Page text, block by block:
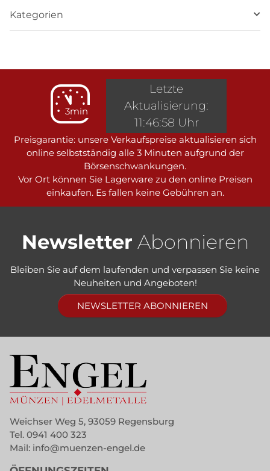
Kategorien
3min
Preisgarantie: unsere Verkaufspreise aktualisieren sich
online selbstständig alle 3 Minuten aufgrund der
Börsenschwankungen.
Vor Ort können Sie Lagerware zu den online Preisen
einkaufen. Es fallen keine Gebühren an.
Letzte
Aktualisierung:
11:46:58 Uhr
Newsletter Abonnieren
Bleiben Sie auf dem laufenden und verpassen Sie keine
Neuheiten und Angeboten!
NEWSLETTER ABONNIEREN
Weichser Weg 5, 93059 Regensburg
Tel. 0941 400 323
Mail: info@muenzen-engel.de